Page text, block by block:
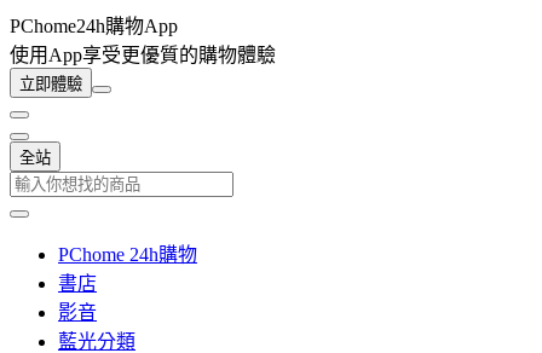
PChome24h購物App
使用App享受更優質的購物體驗
立即體驗
全站
PChome 24h購物
書店
影音
藍光分類